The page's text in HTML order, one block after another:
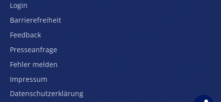
Login
Barrierefreiheit
Feedback
Presseanfrage
Fehler melden
Impressum
Datenschutzerklärung